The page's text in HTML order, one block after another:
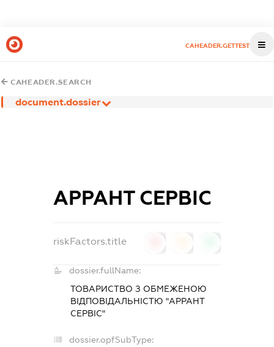
CAHEADER.GETTEST
CAHEADER.SEARCH
document.dossier
АРРАНТ СЕРВІС
riskFactors.title
dossier.fullName:
ТОВАРИСТВО З ОБМЕЖЕНОЮ
ВІДПОВІДАЛЬНІСТЮ "АРРАНТ
СЕРВІС"
dossier.opfSubType: